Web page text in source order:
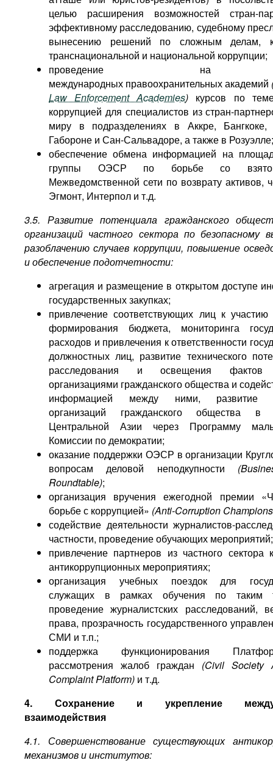
целью расширения возможностей стран-
эффективному расследованию, судебному
вынесению решений по сложным делам,
транснациональной и национальной коррупции;
проведение на
международных правоохранительных академий
Law Enforcement Academies) курсов по
коррупцией для специалистов из стран-
миру в подразделениях в Аккре, Бангкоке,
Габороне и Сан-Сальвадоре, а также в Розуэлле;
обеспечение обмена информацией на
группы ОЭСР по борьбе со
Межведомственной сети по возврату активов,
Эгмонт, Интерпол и т.д.
3.5. Развитие потенциала гражданского
организаций частного сектора по безопасному
разоблачению случаев коррупции, повышение
и обеспечение подотчетности:
агрегация и размещение в открытом доступе
государственных закупках;
привлечение соответствующих лиц к
формирования бюджета, мониторинга
расходов и привлечения к ответственности
должностных лиц, развитие технического
расследования и освещения фактов
организациями гражданского общества и
информацией между ними, развитие
организаций гражданского общества
Центральной Азии через Программу
Комиссии по демократии;
оказание поддержки ОЭСР в организации
вопросам деловой неподкупности
Roundtable);
организация вручения ежегодной премии
борьбе с коррупцией» (Anti-Corruption
содействие деятельности журналистов-
частности, проведение обучающих мероприятий;
привлечение партнеров из частного сектора
антикоррупционных мероприятиях;
организация учебных поездок для
служащих в рамках обучения по таким
проведение журналистских расследований,
права, прозрачность государственного
СМИ и т.п.;
поддержка функционирования
рассмотрения жалоб граждан (Civil Society
Complaint Platform) и т.д.
4. Сохранение и укрепление
взаимодействия
4.1. Совершенствование существующих
механизмов и институтов: